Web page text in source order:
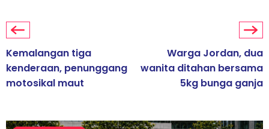
Kemalangan tiga
kenderaan, penunggang
motosikal maut
Warga Jordan, dua
wanita ditahan bersama
5kg bunga ganja